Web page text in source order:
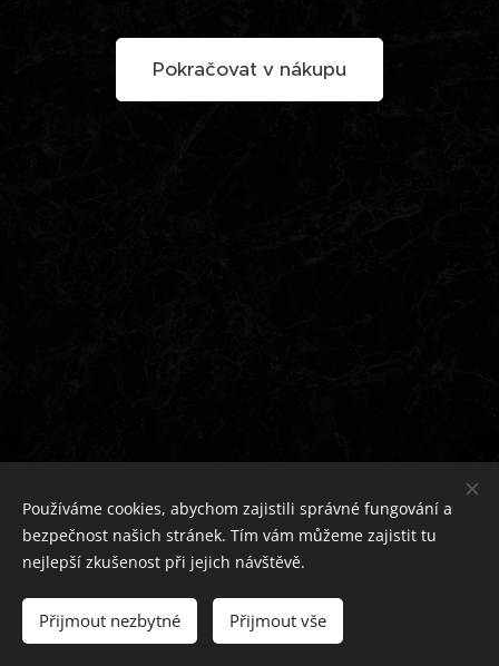
Pokračovat v nákupu
Teplovzdušná kamna na dřevo chráněna průmyslovým
vlastnictvím
Povinná publicita projektu - kamna FIREBULL
Používáme cookies, abychom zajistili správné fungování a
bezpečnost našich stránek. Tím vám můžeme zajistit tu
nejlepší zkušenost při jejich návštěvě.
Přijmout nezbytné Přijmout vše